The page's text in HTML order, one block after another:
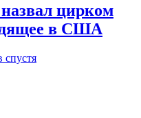
цирком
в США
спустя